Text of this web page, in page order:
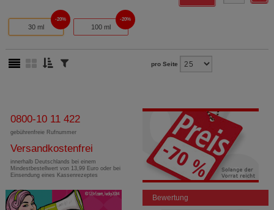
30 ml
20%
100 ml
20%
pro Seite
0800-10 11 422
gebührenfreie Rufnummer
Versandkostenfrei
innerhalb Deutschlands bei einem
Mindestbestellwert von 13,99 Euro oder bei
Einsendung eines Kassenrezeptes
Bewertung